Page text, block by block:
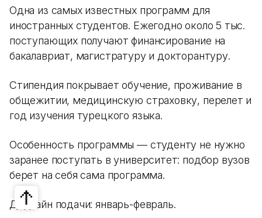
Одна из самых известных программ для
иностранных студентов. Ежегодно около 5 тыс.
поступающих получают финансирование на
бакалавриат, магистратуру и докторантуру.
Стипендия покрывает обучение, проживание в
общежитии, медицинскую страховку, перелет и
год изучения турецкого языка.
Особенность программы — студенту не нужно
заранее поступать в университет: подбор вузов
берет на себя сама программа.
Дедлайн подачи: январь-февраль.